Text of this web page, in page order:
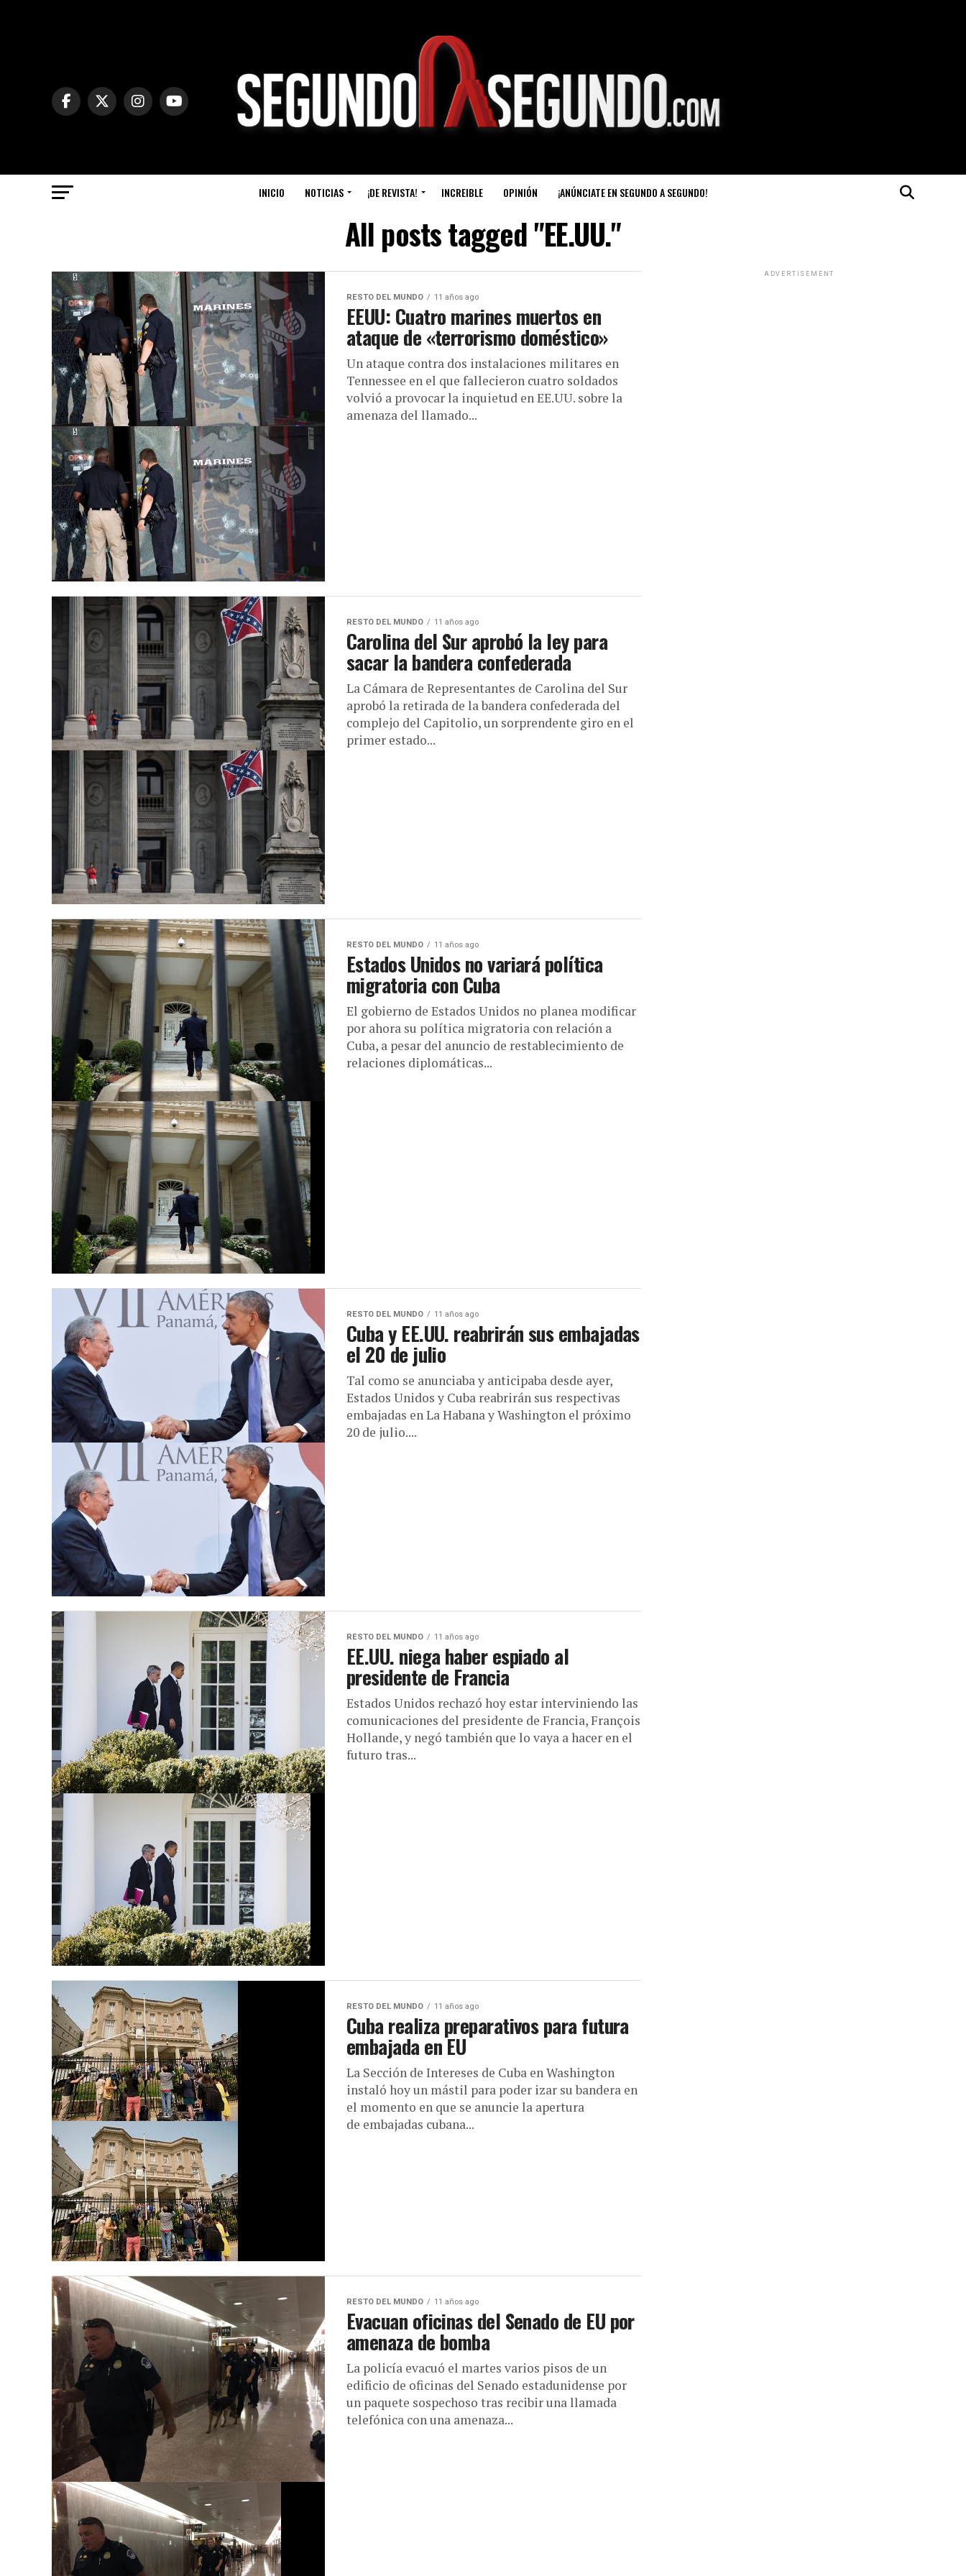
INICIO NOTICIAS ¡DE REVISTA! INCREIBLE OPINIÓN ¡ANÚNCIATE EN SEGUNDO A SEGUNDO!
All posts tagged "EE.UU."
RESTO DEL MUNDO 11 años ago
EEUU: Cuatro marines muertos en
ataque de «terrorismo doméstico»
Un ataque contra dos instalaciones militares en
Tennessee en el que fallecieron cuatro soldados
volvió a provocar la inquietud en EE.UU. sobre la
amenaza del llamado...
RESTO DEL MUNDO 11 años ago
Carolina del Sur aprobó la ley para
sacar la bandera confederada
La Cámara de Representantes de Carolina del Sur
aprobó la retirada de la bandera confederada del
complejo del Capitolio, un sorprendente giro en el
primer estado...
RESTO DEL MUNDO 11 años ago
Estados Unidos no variará política
migratoria con Cuba
El gobierno de Estados Unidos no planea modificar
por ahora su política migratoria con relación a
Cuba, a pesar del anuncio de restablecimiento de
relaciones diplomáticas...
RESTO DEL MUNDO 11 años ago
Cuba y EE.UU. reabrirán sus embajadas
el 20 de julio
Tal como se anunciaba y anticipaba desde ayer,
Estados Unidos y Cuba reabrirán sus respectivas
embajadas en La Habana y Washington el próximo
20 de julio....
RESTO DEL MUNDO 11 años ago
EE.UU. niega haber espiado al
presidente de Francia
Estados Unidos rechazó hoy estar interviniendo las
comunicaciones del presidente de Francia, François
Hollande, y negó también que lo vaya a hacer en el
futuro tras...
RESTO DEL MUNDO 11 años ago
Cuba realiza preparativos para futura
embajada en EU
La Sección de Intereses de Cuba en Washington
instaló hoy un mástil para poder izar su bandera en
el momento en que se anuncie la apertura
de embajadas cubana...
RESTO DEL MUNDO 11 años ago
Evacuan oficinas del Senado de EU por
amenaza de bomba
La policía evacuó el martes varios pisos de un
edificio de oficinas del Senado estadunidense por
un paquete sospechoso tras recibir una llamada
telefónica con una amenaza...
ADVERTISEMENT